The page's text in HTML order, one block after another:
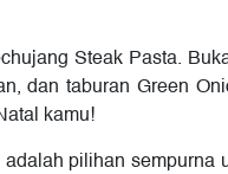
Steak Pasta.
dan taburan Green
kamu!
pilihan sempurna